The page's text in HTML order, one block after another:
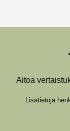
Aitoa
Lisätietoja